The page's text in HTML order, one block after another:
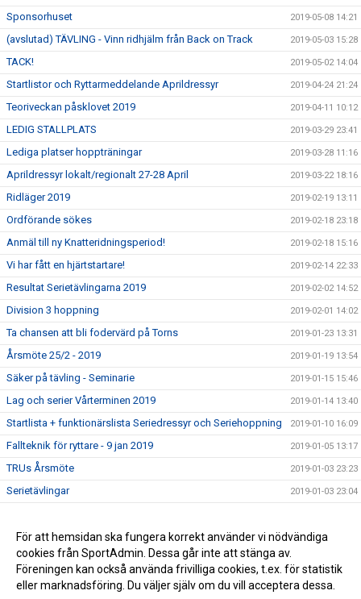
Sponsorhuset 2019-05-08 14:21
(avslutad) TÄVLING - Vinn ridhjälm från Back on Track 2019-05-03 15:28
TACK! 2019-05-02 14:04
Startlistor och Ryttarmeddelande Aprildressyr 2019-04-24 21:24
Teoriveckan påsklovet 2019 2019-04-11 10:12
LEDIG STALLPLATS 2019-03-29 23:41
Lediga platser hoppträningar 2019-03-28 11:16
Aprildressyr lokalt/regionalt 27-28 April 2019-03-22 18:16
Ridläger 2019 2019-02-19 13:11
Ordförande sökes 2019-02-18 23:18
Anmäl till ny Knatteridningsperiod! 2019-02-18 15:16
Vi har fått en hjärtstartare! 2019-02-14 22:33
Resultat Serietävlingarna 2019 2019-02-02 14:52
Division 3 hoppning 2019-02-01 14:02
Ta chansen att bli fodervärd på Torns 2019-01-23 13:31
Årsmöte 25/2 - 2019 2019-01-19 13:54
Säker på tävling - Seminarie 2019-01-15 15:46
Lag och serier Vårterminen 2019 2019-01-14 13:40
Startlista + funktionärslista Seriedressyr och Seriehoppning 2019-01-10 16:09
Fallteknik för ryttare - 9 jan 2019 2019-01-05 13:17
TRUs Årsmöte 2019-01-03 23:23
Serietävlingar 2019-01-03 23:04
Ledig stallplats i ponnystallet 2018-12-14 16:43
Klubbmästerskap och Minimästerskap 2018 2018-02-01 13:36
För att hemsidan ska fungera korrekt använder vi nödvändiga
cookies från SportAdmin. Dessa går inte att stänga av.
Föreningen kan också använda frivilliga cookies, t.ex. för statistik
eller marknadsföring. Du väljer själv om du vill acceptera dessa.